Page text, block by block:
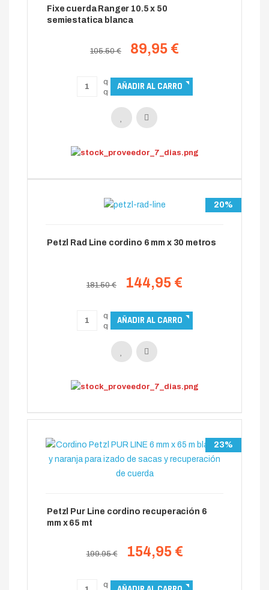
Fixe cuerda Ranger 10.5 x 50
semiestatica blanca
105.50 € 89,95 €
20%
Petzl Rad Line cordino 6 mm x 30 metros
181.50 € 144,95 €
23%
Petzl Pur Line cordino recuperación 6
mm x 65 mt
199.95 € 154,95 €